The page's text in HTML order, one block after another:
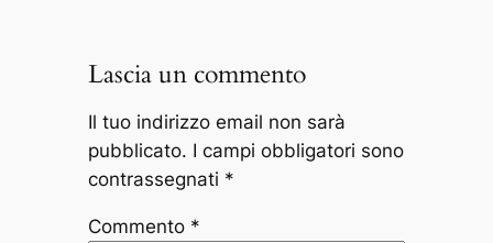
Lascia un commento
Il tuo indirizzo email non sarà
pubblicato. I campi obbligatori sono
contrassegnati *
Commento *